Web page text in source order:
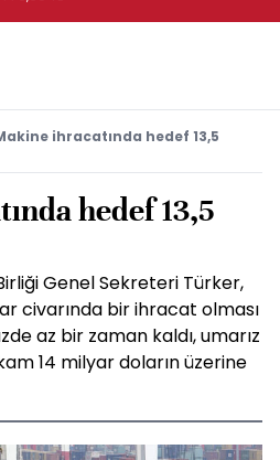
ihracatında hedef 13,5
hedef 13,5
Genel Sekreteri Türker,
civarında bir ihracat olması
az bir zaman kaldı, umarız
14 milyar doların üzerine